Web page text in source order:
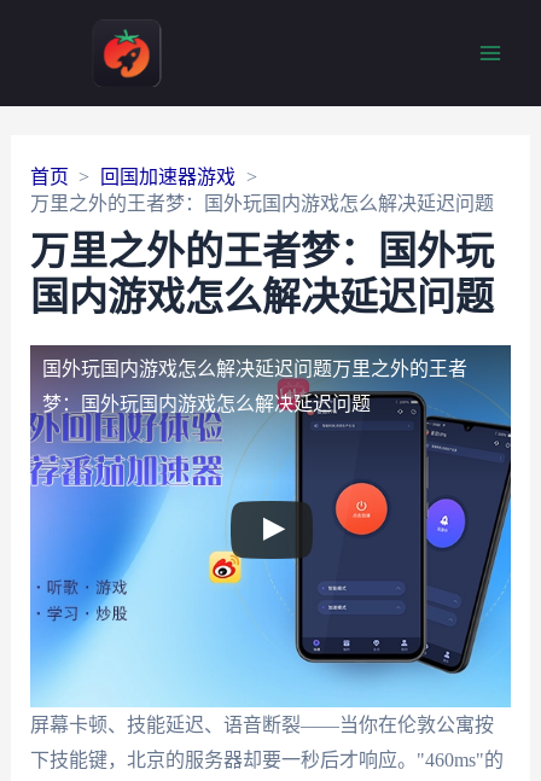
首页
回国加速器游戏
万里之外的王者梦：国外玩国内游戏怎么解决延迟问题
万里之外的王者梦：国外玩
国内游戏怎么解决延迟问题
国外玩国内游戏怎么解决延迟问题万里之外的王者
梦：国外玩国内游戏怎么解决延迟问题
屏幕卡顿、技能延迟、语音断裂——当你在伦敦公寓按
下技能键，北京的服务器却要一秒后才响应。"460ms"的